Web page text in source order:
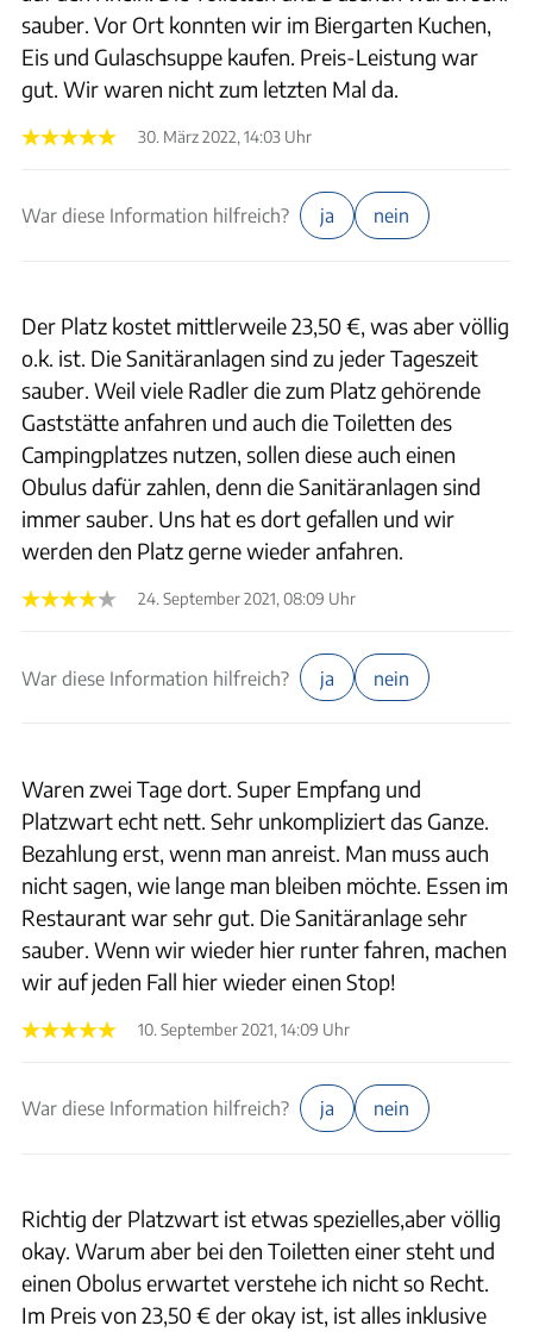
sauber. Vor Ort konnten wir im Biergarten Kuchen,
Eis und Gulaschsuppe kaufen. Preis-Leistung war
gut. Wir waren nicht zum letzten Mal da.
30. März 2022, 14:03 Uhr
War diese Information hilfreich? ja nein
Der Platz kostet mittlerweile 23,50 €, was aber völlig
o.k. ist. Die Sanitäranlagen sind zu jeder Tageszeit
sauber. Weil viele Radler die zum Platz gehörende
Gaststätte anfahren und auch die Toiletten des
Campingplatzes nutzen, sollen diese auch einen
Obulus dafür zahlen, denn die Sanitäranlagen sind
immer sauber. Uns hat es dort gefallen und wir
werden den Platz gerne wieder anfahren.
24. September 2021, 08:09 Uhr
War diese Information hilfreich? ja nein
Waren zwei Tage dort. Super Empfang und
Platzwart echt nett. Sehr unkompliziert das Ganze.
Bezahlung erst, wenn man anreist. Man muss auch
nicht sagen, wie lange man bleiben möchte. Essen im
Restaurant war sehr gut. Die Sanitäranlage sehr
sauber. Wenn wir wieder hier runter fahren, machen
wir auf jeden Fall hier wieder einen Stop!
10. September 2021, 14:09 Uhr
War diese Information hilfreich? ja nein
Richtig der Platzwart ist etwas spezielles,aber völlig
okay. Warum aber bei den Toiletten einer steht und
einen Obolus erwartet verstehe ich nicht so Recht.
Im Preis von 23,50 € der okay ist, ist alles inklusive